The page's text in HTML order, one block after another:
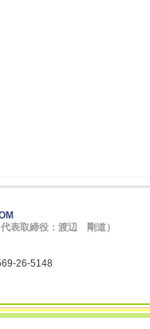
表取締役：渡辺 剛道）
26-5148